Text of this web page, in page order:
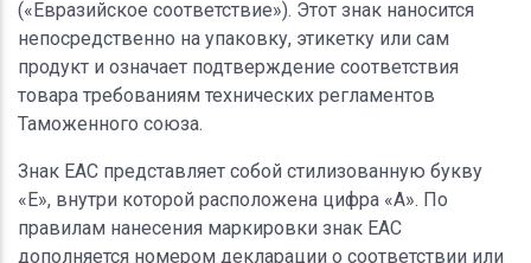
(«Евразийское соответствие»). Этот знак наносится
непосредственно на упаковку, этикетку или сам
продукт и означает подтверждение соответствия
товара требованиям технических регламентов
Таможенного союза.
Знак EAC представляет собой стилизованную букву
«E», внутри которой расположена цифра «A». По
правилам нанесения маркировки знак EAC
дополняется номером декларации о соответствии или